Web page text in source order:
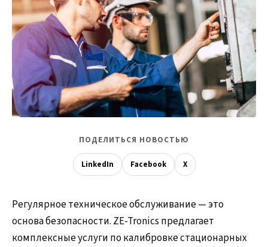
ПОДЕЛИТЬСЯ НОВОСТЬЮ
LinkedIn Facebook X
Регулярное техническое обслуживание — это
основа безопасности. ZE-Tronics предлагает
комплексные услуги по калибровке стационарных